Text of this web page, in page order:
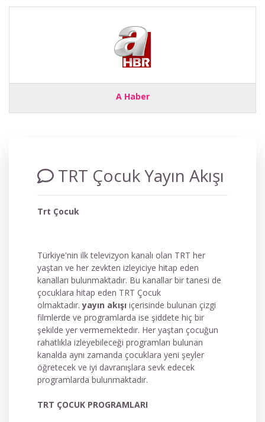
A Haber
TRT Çocuk Yayın Akışı
Trt Çocuk
Türkiye'nin ilk televizyon kanalı olan TRT her
yaştan ve her zevkten izleyiciye hitap eden
kanalları bulunmaktadır. Bu kanallar bir tanesi de
çocuklara hitap eden TRT Çocuk
olmaktadır.yayın akışı içerisinde bulunan çizgi
filmlerde ve programlarda ise şiddete hiç bir
şekilde yer vermemektedir. Her yaştan çocuğun
rahatlıkla izleyebileceği programları bulunan
kanalda aynı zamanda çocuklara yeni şeyler
öğretecek ve iyi davranışlara sevk edecek
programlarda bulunmaktadır.
TRT ÇOCUK PROGRAMLARI